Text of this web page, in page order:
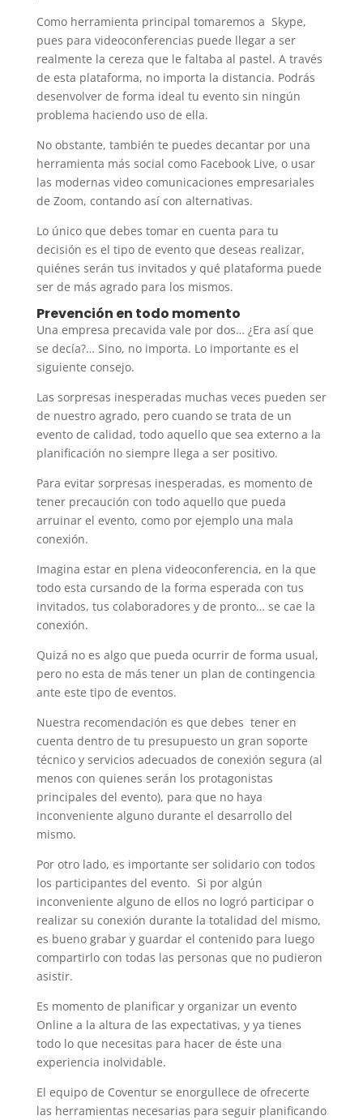
Como herramienta principal tomaremos a Skype,
pues para videoconferencias puede llegar a ser
realmente la cereza que le faltaba al pastel. A través
de esta plataforma, no importa la distancia. Podrás
desenvolver de forma ideal tu evento sin ningún
problema haciendo uso de ella.
No obstante, también te puedes decantar por una
herramienta más social como Facebook Live, o usar
las modernas video comunicaciones empresariales
de Zoom, contando así con alternativas.
Lo único que debes tomar en cuenta para tu
decisión es el tipo de evento que deseas realizar,
quiénes serán tus invitados y qué plataforma puede
ser de más agrado para los mismos.
Prevención en todo momento
Una empresa precavida vale por dos… ¿Era así que
se decía?… Sino, no importa. Lo importante es el
siguiente consejo.
Las sorpresas inesperadas muchas veces pueden ser
de nuestro agrado, pero cuando se trata de un
evento de calidad, todo aquello que sea externo a la
planificación no siempre llega a ser positivo.
Para evitar sorpresas inesperadas, es momento de
tener precaución con todo aquello que pueda
arruinar el evento, como por ejemplo una mala
conexión.
Imagina estar en plena videoconferencia, en la que
todo esta cursando de la forma esperada con tus
invitados, tus colaboradores y de pronto… se cae la
conexión.
Quizá no es algo que pueda ocurrir de forma usual,
pero no esta de más tener un plan de contingencia
ante este tipo de eventos.
Nuestra recomendación es que debes tener en
cuenta dentro de tu presupuesto un gran soporte
técnico y servicios adecuados de conexión segura (al
menos con quienes serán los protagonistas
principales del evento), para que no haya
inconveniente alguno durante el desarrollo del
mismo.
Por otro lado, es importante ser solidario con todos
los participantes del evento. Si por algún
inconveniente alguno de ellos no logró participar o
realizar su conexión durante la totalidad del mismo,
es bueno grabar y guardar el contenido para luego
compartirlo con todas las personas que no pudieron
asistir.
Es momento de planificar y organizar un evento
Online a la altura de las expectativas, y ya tienes
todo lo que necesitas para hacer de éste una
experiencia inolvidable.
El equipo de Coventur se enorgullece de ofrecerte
las herramientas necesarias para seguir planificando